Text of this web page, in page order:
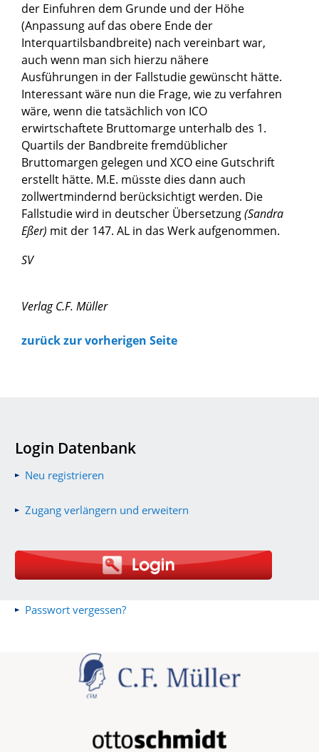
der Einfuhren dem Grunde und der Höhe
(Anpassung auf das obere Ende der
Interquartilsbandbreite) nach vereinbart war,
auch wenn man sich hierzu nähere
Ausführungen in der Fallstudie gewünscht hätte.
Interessant wäre nun die Frage, wie zu verfahren
wäre, wenn die tatsächlich von ICO
erwirtschaftete Bruttomarge unterhalb des 1.
Quartils der Bandbreite fremdüblicher
Bruttomargen gelegen und XCO eine Gutschrift
erstellt hätte. M.E. müsste dies dann auch
zollwertmindernd berücksichtigt werden. Die
Fallstudie wird in deutscher Übersetzung(Sandra
Eßer) mit der 147. AL in das Werk aufgenommen.
SV
Verlag C.F. Müller
zurück zur vorherigen Seite
Login Datenbank
Neu registrieren
Zugang verlängern und erweitern
Passwort vergessen?